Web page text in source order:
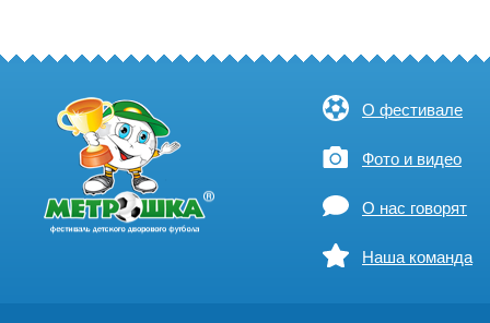
О фестивале
Фото и видео
О нас говорят
Наша команда